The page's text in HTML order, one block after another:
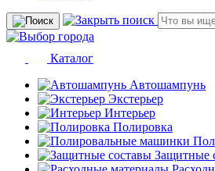
Каталог
Автошампунь
Экстерьер
Интерьер
Полировка
Защитные